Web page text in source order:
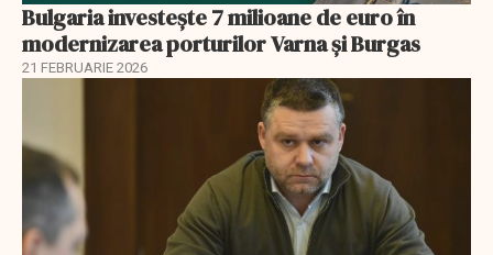
Bulgaria investește 7 milioane de euro în
modernizarea porturilor Varna și Burgas
21 FEBRUARIE 2026